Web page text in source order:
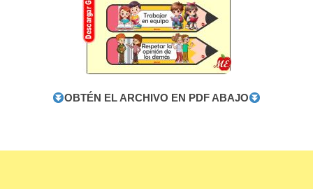
OBTÉN EL ARCHIVO EN PDF ABAJO